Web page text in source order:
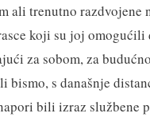
ali trenutno razdvojene
koji su joj omogućili
za sobom, za
s današnje
bili izraz službene